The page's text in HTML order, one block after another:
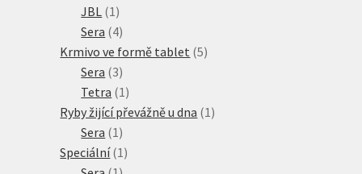
JBL 1 1
produkt
Sera 44
produkty
Krmivo ve formě tablet 55
Sera 33
produkty
Tetra 1 1
produkt
Ryby žijící převážně u dna 1 1
Sera 1 1
produkt
Speciální 1 1